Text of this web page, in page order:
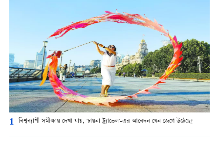
1 বিশ্বব্যাপী সমীক্ষায় দেখা যায়, 'চায়না ট্র্যাভেল'-এর আবেদন যেন জেগে উঠেছে!